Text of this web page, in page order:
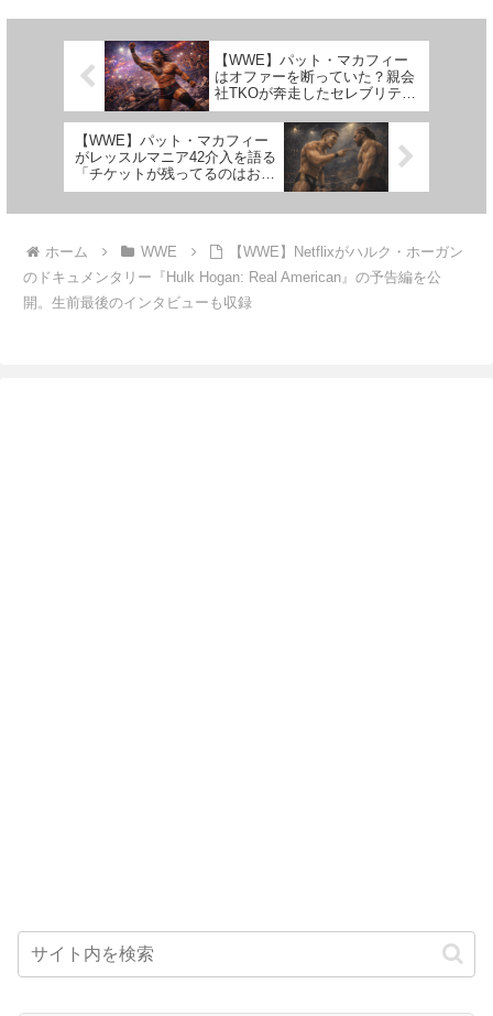
にEVILな男」と紹介さ...
部門の責任者を務めています...
【WWE】パット・マカフィー
はオファーを断っていた？親会
社TKOが奔走したセレブリティ
探しの実態
【WWE】パット・マカフィー
がレッスルマニア42介入を語る
「チケットが残ってるのはおか
しい。ネットのプヲタは何も分
ホーム WWE
【WWE】Netflixがハルク・ホーガン
のドキュメンタリー『Hulk Hogan: Real American』の予告編を公
開。生前最後のインタビューも収録